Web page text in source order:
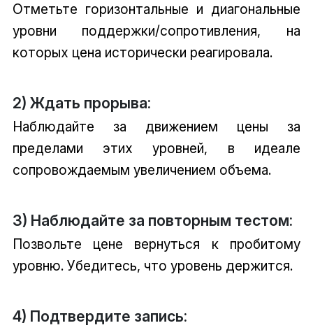
Отметьте горизонтальные и диагональные
уровни поддержки/сопротивления, на
которых цена исторически реагировала.
2) Ждать прорыва:
Наблюдайте за движением цены за
пределами этих уровней, в идеале
сопровождаемым увеличением объема.
3) Наблюдайте за повторным тестом:
Позвольте цене вернуться к пробитому
уровню. Убедитесь, что уровень держится.
4) Подтвердите запись: